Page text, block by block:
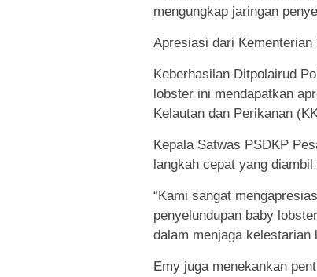
mengungkap jaringan
Apresiasi dari
Keberhasilan Ditpolairud
lobster ini mendapatkan
Kelautan dan Perikanan
Kepala Satwas PSDKP
langkah cepat yang
“Kami sangat
penyelundupan baby
dalam menjaga kelestarian
Emy juga menekankan